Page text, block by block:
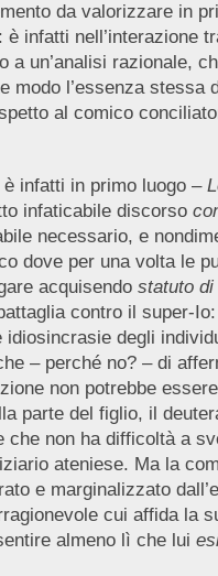
da valorizzare in
infatti nell’interazione
a un’analisi razionale,
modo l’essenza stessa
al comico
infatti in primo luogo –
infaticabile discorso
necessario, e
dove per una volta le
acquisendo statuto di
contro il super-
degli
– perché no? – di
non potrebbe
parte del figlio, il
che non ha difficoltà a
ateniese. Ma la
e marginalizzato
cui affida la
almeno lì che lui